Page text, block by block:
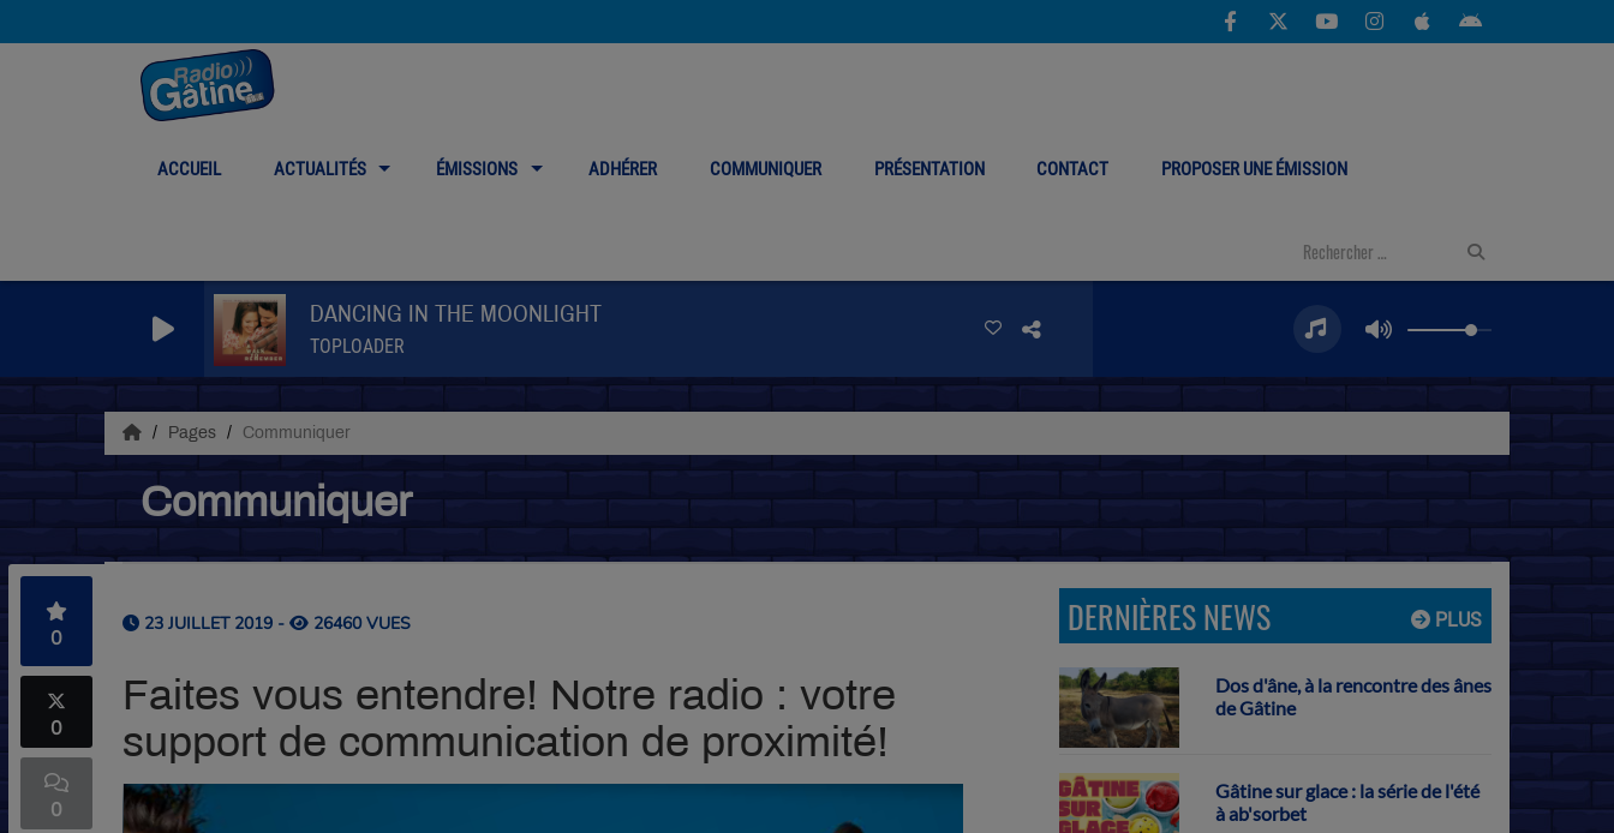
ACCUEIL ACTUALITÉS ÉMISSIONS ADHÉRER COMMUNIQUER PRÉSENTATION CONTACT PROPOSER UNE ÉMISSION
DANCING IN THE MOONLIGHT
TOPLOADER
Pages Communiquer
Communiquer
0
0
0
23 JUILLET 2019 - 26460 VUES
Faites vous entendre! Notre radio : votre
support de communication de proximité!
PLUS
DERNIÈRES NEWS
Dos d'âne, à la rencontre des ânes
de Gâtine
Gâtine sur glace : la série de l'été
à ab'sorbet